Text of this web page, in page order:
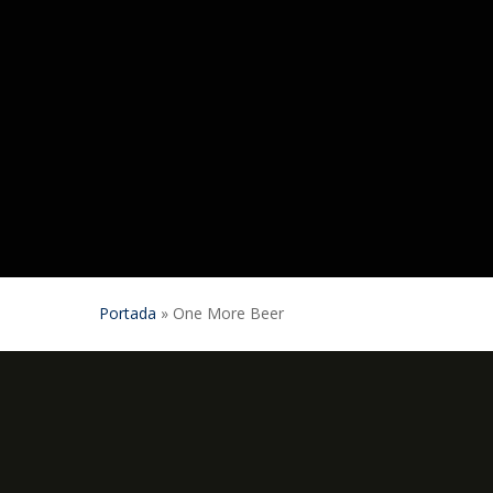
Portada » One More Beer